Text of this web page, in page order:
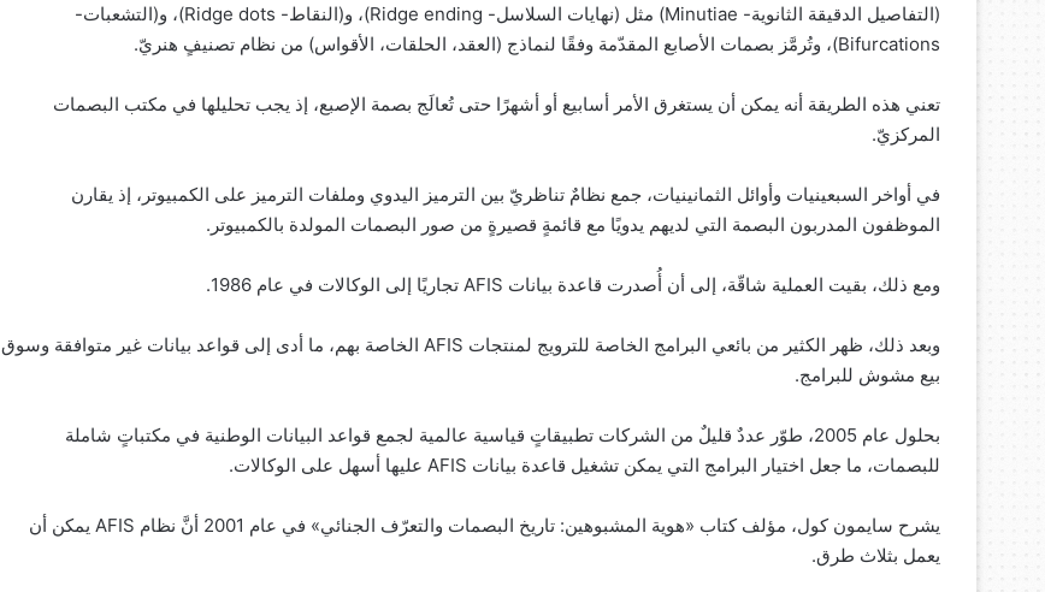
(التفاصيل الدقيقة الثانوية- Minutiae) مثل (نهايات السلاسل- Ridge ending)، و(النقاط- Ridge dots)، و(التشعبات-
Bifurcations)، وتُرمَّز بصمات الأصابع المقدّمة وفقًا لنماذج (العقد، الحلقات، الأقواس) من نظام تصنيفٍ هنريّ.
تعني هذه الطريقة أنه يمكن أن يستغرق الأمر أسابيع أو أشهرًا حتى تُعالَج بصمة الإصبع، إذ يجب تحليلها في مكتب البصمات
المركزيّ.
في أواخر السبعينيات وأوائل الثمانينيات، جمع نظامٌ تناظريّ بين الترميز اليدوي وملفات الترميز على الكمبيوتر، إذ يقارن
الموظفون المدربون البصمة التي لديهم يدويًا مع قائمةٍ قصيرةٍ من صور البصمات المولدة بالكمبيوتر.
ومع ذلك، بقيت العملية شاقّة، إلى أن أُصدرت قاعدة بيانات AFIS تجاريًا إلى الوكالات في عام 1986.
وبعد ذلك، ظهر الكثير من بائعي البرامج الخاصة للترويج لمنتجات AFIS الخاصة بهم، ما أدى إلى قواعد بيانات غير متوافقة وسوق
بيع مشوش للبرامج.
بحلول عام 2005، طوّر عددٌ قليلٌ من الشركات تطبيقاتٍ قياسية عالمية لجمع قواعد البيانات الوطنية في مكتباتٍ شاملة
للبصمات، ما جعل اختيار البرامج التي يمكن تشغيل قاعدة بيانات AFIS عليها أسهل على الوكالات.
يشرح سايمون كول، مؤلف كتاب «هوية المشبوهين: تاريخ البصمات والتعرّف الجنائي» في عام 2001 أنَّ نظام AFIS يمكن أن
يعمل بثلاث طرق.